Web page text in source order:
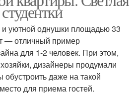
уютной однушки площадью 33
— отличный пример
для 1-2 человек. При этом,
дизайнеры продумали
обустроить даже на такой
для приема гостей.